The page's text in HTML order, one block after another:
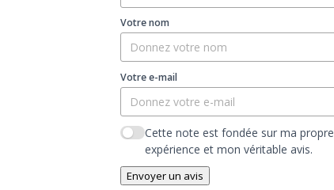
Votre nom
Votre e-mail
Cette note est fondée sur ma propre
expérience et mon véritable avis.
Envoyer un avis